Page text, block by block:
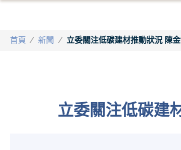
首頁 / 新聞 / 立委關注低碳建材推動狀況 陳
立委關注低碳建